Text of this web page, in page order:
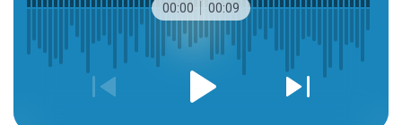
00:00 00:09